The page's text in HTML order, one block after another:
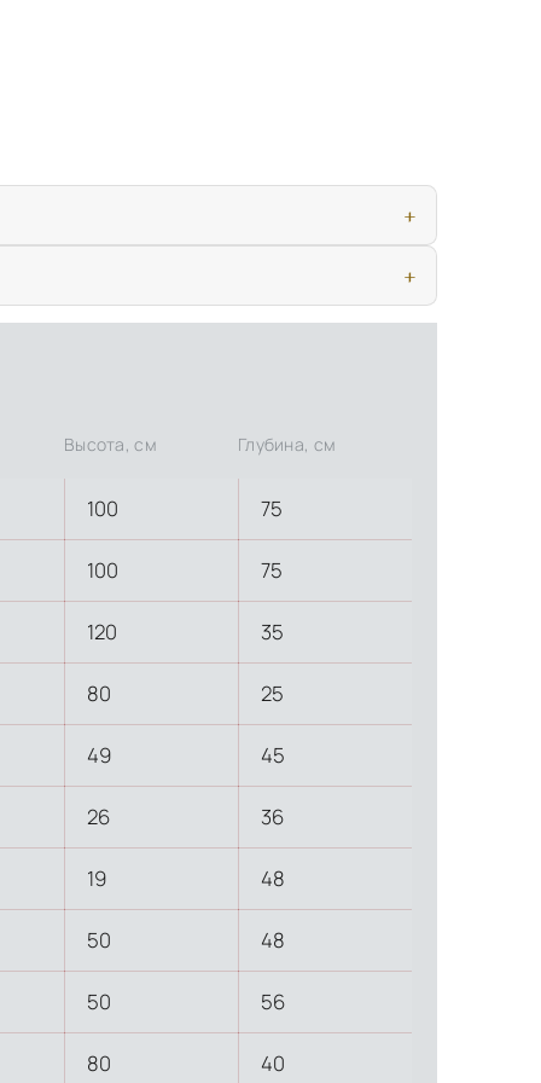
объекта и варьируются от 5 до 10 рабочих дней. Возможна
Высота, см Глубина, см
100 75
100 75
120 35
80 25
49 45
26 36
19 48
50 48
50 56
80 40